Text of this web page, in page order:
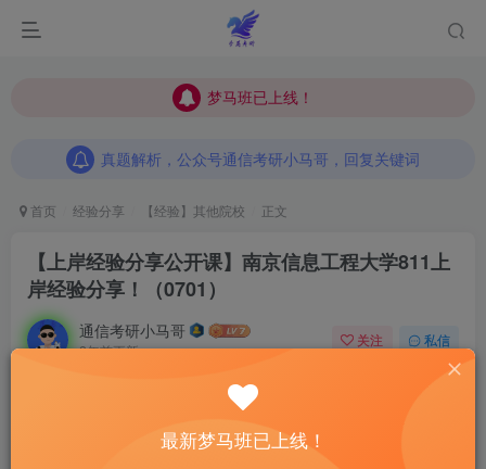
梦马班已上线！
梦马班已上线！
真题解析，公众号通信考研小马哥，回复关键词
真题解析，公众号通信考研小马哥，回复关键词
首页 经验分享 【经验】其他院校 正文
【上岸经验分享公开课】南京信息工程大学811上
岸经验分享！（0701）
通信考研小马哥
2年前更新
关注 私信
小马哥前言：上岸经验分享公开课
最新梦马班已上线！